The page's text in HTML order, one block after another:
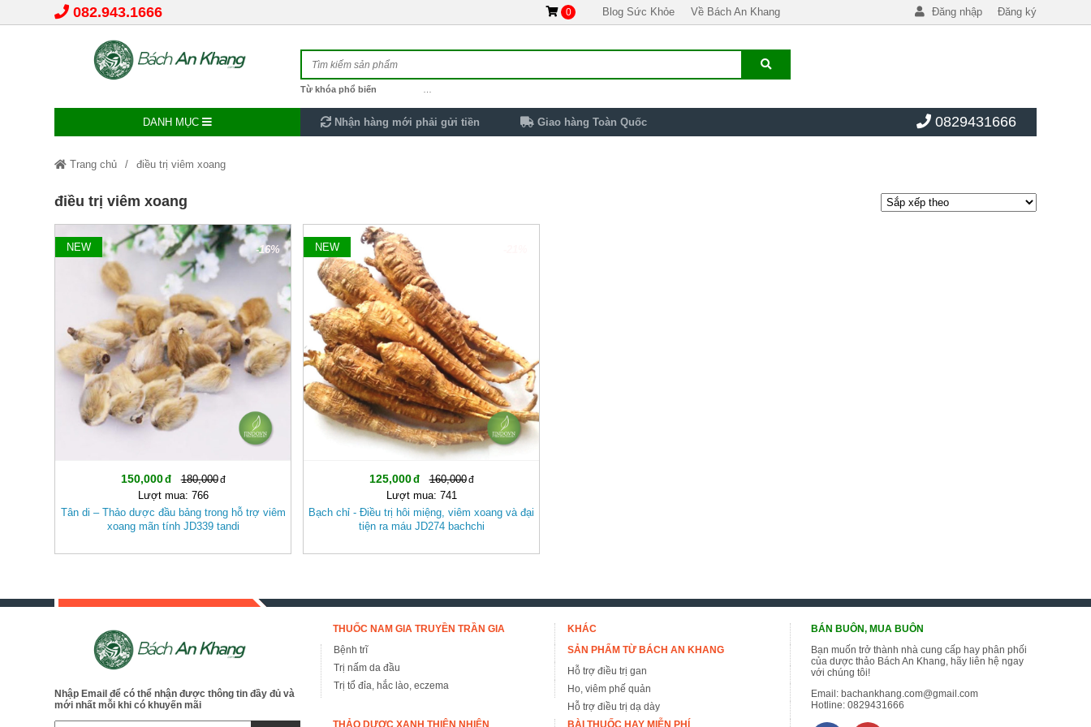
082.943.1666 0 Blog Sức Khỏe Về Bách An Khang Đăng nhập Đăng ký
Từ khóa phổ biến
DANH MỤC Nhận hàng mới phải gửi tiền Giao hàng Toàn Quốc 0829431666
Trang chủ điều trị viêm xoang
điều trị viêm xoang
-16%
NEW
150,000
180,000
Lượt mua: 766
Tân di – Thảo dược đầu bảng trong hỗ trợ viêm
xoang mãn tính JD339 tandi
NEW
125,000
160,000
Lượt mua: 741
Bạch chỉ - Điều trị hôi miệng, viêm xoang và đại
tiện ra máu JD274 bachchi
Nhập Email để có thể nhận được thông tin đầy đủ và
mới nhất mỗi khi có khuyến mãi
THUỐC NAM GIA TRUYỀN TRẦN GIA
Bệnh trĩ
Trị nấm da đầu
Trị tổ đỉa, hắc lào, eczema
KHÁC
SẢN PHẨM TỪ BÁCH AN KHANG
Hỗ trợ điều trị gan
Ho, viêm phế quản
Hỗ trợ điều trị dạ dày
THẢO DƯỢC XANH THIÊN NHIÊN
BÀI THUỐC HAY MIỄN PHÍ
BÁN BUÔN, MUA BUÔN
Bạn muốn trở thành nhà cung cấp hay phân phối
của dược thảo Bách An Khang, hãy liên hệ ngay
với chúng tôi!
Email:bachankhang.com@gmail.com
Hotline:0829431666